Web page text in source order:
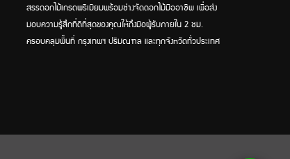
สรรดอกไม้เกรดพรีเมียมพร้อมช่างจัดดอกไม้มืออาชีพ เพื่อส่ง
มอบความรู้สึกที่ดีที่สุดของคุณให้ถึงมือผู้รับภายใน 2 ชม.
ครอบคลุมพื้นที่ กรุงเทพฯ ปริมณฑล และทุกจังหวัดทั่วประเทศ